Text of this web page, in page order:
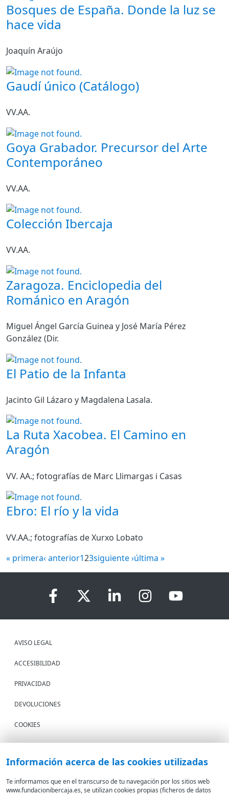
Bosques de España. Donde la luz se
hace vida
Joaquín Araújo
Gaudí único (Catálogo)
VV.AA.
Goya Grabador. Precursor del Arte
Contemporáneo
VV.AA.
Colección Ibercaja
VV.AA.
Zaragoza. Enciclopedia del
Románico en Aragón
Miguel Ángel García Guinea y José María Pérez
González (Dir.
El Patio de la Infanta
Jacinto Gil Lázaro y Magdalena Lasala.
La Ruta Xacobea. El Camino en
Aragón
VV. AA.; fotografías de Marc Llimargas i Casas
Ebro: El río y la vida
VV.AA.; fotografías de Xurxo Lobato
« primera‹ anterior123siguiente ›última »
AVISO LEGAL
ACCESIBILIDAD
PRIVACIDAD
DEVOLUCIONES
COOKIES
CONDICIONES DE COMPRA
IBERCAJA BANCO
Fundación Bancaria Ibercaja. C.I.F. G-50000652.
Información acerca de las cookies utilizadas
Te informamos que en el transcurso de tu navegación por los sitios web
www.fundacionibercaja.es, se utilizan cookies propias (ficheros de datos